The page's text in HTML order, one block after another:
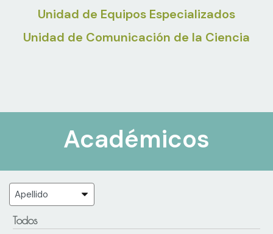
Unidad de Equipos Especializados
Unidad de Comunicación de la Ciencia
Académicos
Todos